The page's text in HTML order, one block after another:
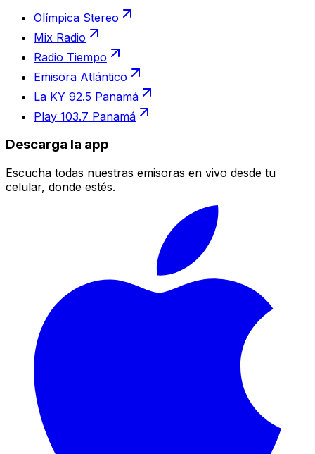
Olímpica Stereo
Mix Radio
Radio Tiempo
Emisora Atlántico
La KY 92.5 Panamá
Play 103.7 Panamá
Descarga la app
Escucha todas nuestras emisoras en vivo desde tu
celular, donde estés.